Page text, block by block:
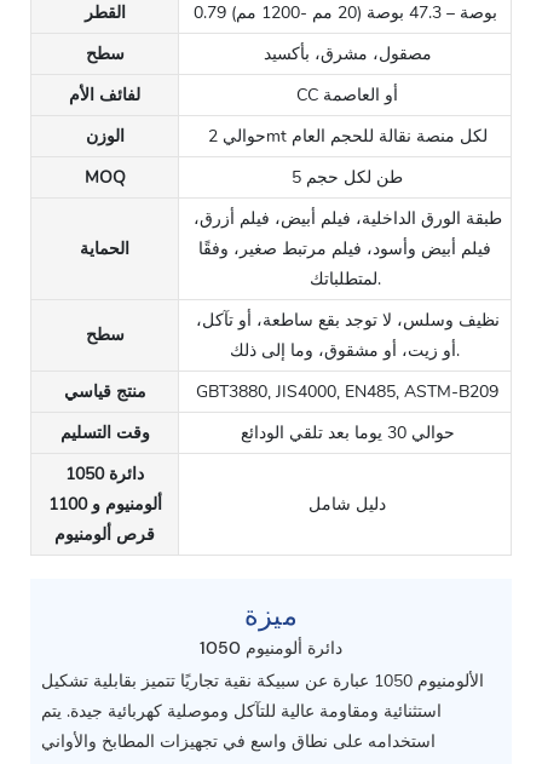
القطر
0.79 بوصة – 47.3 بوصة (20 مم -1200 مم)
سطح
مصقول، مشرق، بأكسيد
لفائف الأم
CC أو العاصمة
الوزن
حوالي 2mt لكل منصة نقالة للحجم العام
MOQ
5 طن لكل حجم
الحماية
فيلم أبيض وأسود، فيلم مرتبط صغير، وفقًا
لمتطلباتك.
سطح
أو زيت، أو مشقوق، وما إلى ذلك.
منتج قياسي
GBT3880, JIS4000, EN485, ASTM-B209
وقت التسليم
حوالي 30 يوما بعد تلقي الودائع
1050 دائرة
ألومنيوم و 1100
قرص ألومنيوم
دليل شامل
ميزة
1050 دائرة ألومنيوم
الألومنيوم 1050 عبارة عن سبيكة نقية تجاريًا تتميز بقابلية تشكيل
استثنائية ومقاومة عالية للتآكل وموصلية كهربائية جيدة. يتم
استخدامه على نطاق واسع في تجهيزات المطابخ والأواني